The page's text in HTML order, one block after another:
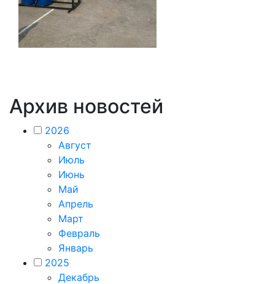
Архив новостей
2026
Август
Июль
Июнь
Май
Апрель
Март
Февраль
Январь
2025
Декабрь